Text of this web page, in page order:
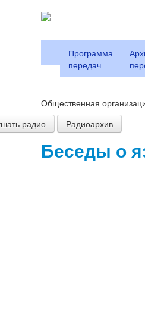
Программа
передач
Общественная
радио Радиоархив
Беседы о